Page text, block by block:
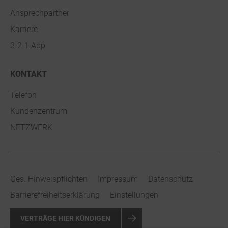
Ansprechpartner
Karriere
3-2-1.App
KONTAKT
Telefon
Kundenzentrum
NETZWERK
Ges. Hinweispflichten Impressum
Datenschutz
Barrierefreiheitserklärung
Einstellungen
VERTRÄGE HIER KÜNDIGEN